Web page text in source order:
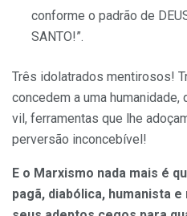
conforme o padrão de
SANTO!”.
Três idolatrados mentirosos!
concedem a uma
vil, ferramentas que lhe
perversão inconcebível!
E o Marxismo nada mais é
pagã, diabólica, humanista